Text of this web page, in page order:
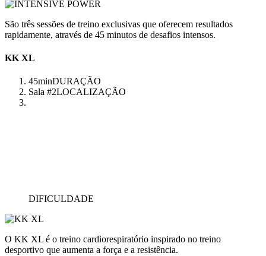
São três sessões de treino exclusivas que oferecem resultados
rapidamente, através de 45 minutos de desafios intensos.
KK XL
45minDURAÇÃO
Sala #2LOCALIZAÇÃO
DIFICULDADE
O KK XL é o treino cardiorespiratório inspirado no treino
desportivo que aumenta a força e a resistência.